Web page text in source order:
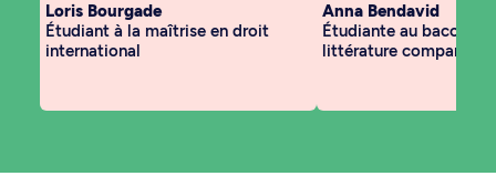
Loris Bourgade
Étudiant à la maîtrise en droit
international
Anna Bendavid
Étudiante au
littérature comparée